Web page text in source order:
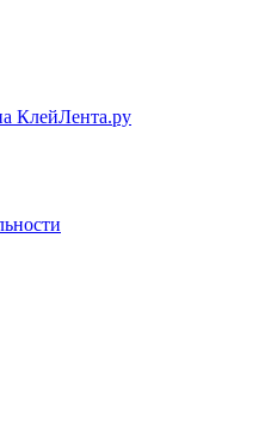
КлейЛента.ру